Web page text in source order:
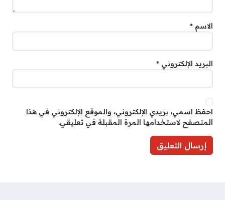
الاسم *
البريد الإلكتروني *
احفظ اسمي، بريدي الإلكتروني، والموقع الإلكتروني في هذا
المتصفح لاستخدامها المرة المقبلة في تعليقي.